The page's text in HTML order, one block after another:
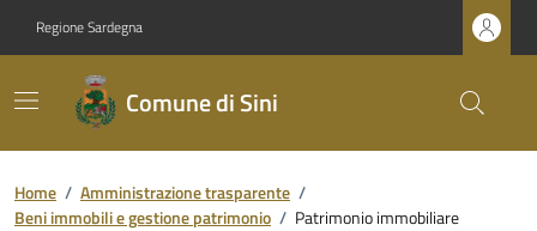
Regione Sardegna
Comune di Sini
Home / Amministrazione trasparente /
Beni immobili e gestione patrimonio / Patrimonio immobiliare